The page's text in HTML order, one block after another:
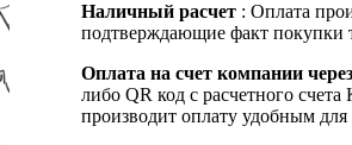
Наличный расчет : Оплата
подтверждающие факт покупки
Оплата на счет компании
либо QR код с расчетного
производит оплату удобным для